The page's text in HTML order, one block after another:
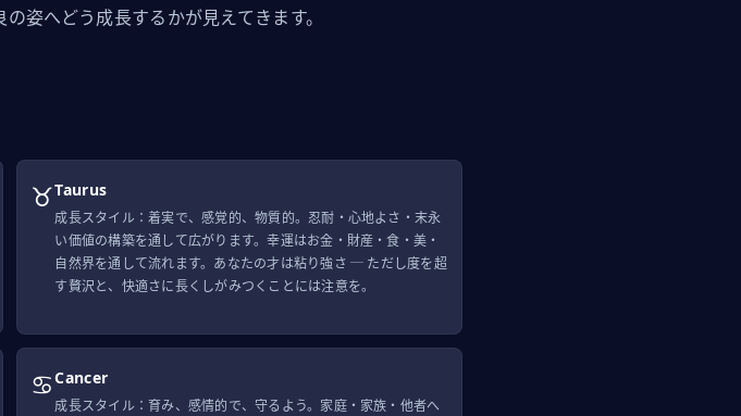
姿へどう成長するかが見えてきます。
♉Taurus
成長スタイル：着実で、感覚的、物質的。忍耐・心地よさ・末永
い価値の構築を通して広がります。幸運はお金・財産・食・美・
自然界を通して流れます。あなたの才は粘り強さ ─ ただし度を超
す贅沢と、快適さに長くしがみつくことには注意を。
♋Cancer
成長スタイル：育み、感情的で、守るよう。家庭・家族・他者へ